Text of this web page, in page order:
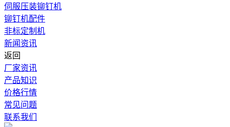
伺服压装铆钉机
铆钉机配件
非标定制机
新闻资讯
返回
厂家资讯
产品知识
价格行情
常见问题
联系我们